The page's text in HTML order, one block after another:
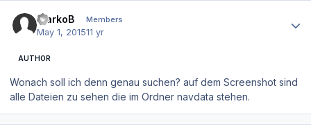
MarkoB Members
May 1, 201511 yr
AUTHOR
Wonach soll ich denn genau suchen? auf dem Screenshot sind
alle Dateien zu sehen die im Ordner navdata stehen.